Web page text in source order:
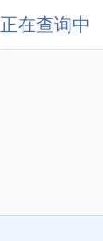
正在查询中